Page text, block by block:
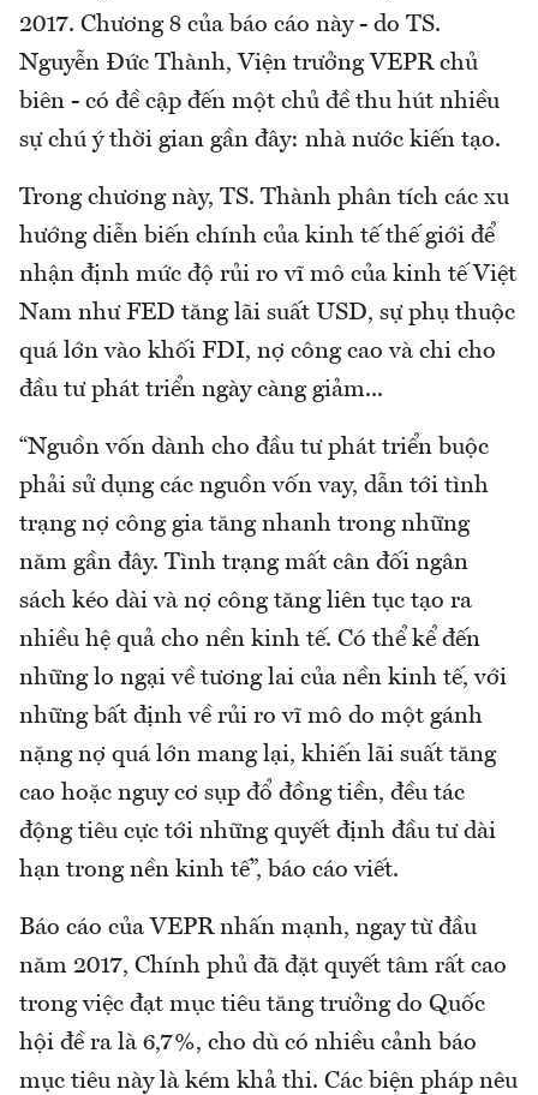
2017. Chương 8 của báo cáo này - do TS.
Nguyễn Đức Thành, Viện trưởng VEPR chủ
biên - có đề cập đến một chủ đề thu hút nhiều
sự chú ý thời gian gần đây: nhà nước kiến tạo.
Trong chương này, TS. Thành phân tích các xu
hướng diễn biến chính của kinh tế thế giới để
nhận định mức độ rủi ro vĩ mô của kinh tế Việt
Nam như FED tăng lãi suất USD, sự phụ thuộc
quá lớn vào khối FDI, nợ công cao và chi cho
đầu tư phát triển ngày càng giảm...
“Nguồn vốn dành cho đầu tư phát triển buộc
phải sử dụng các nguồn vốn vay, dẫn tới tình
trạng nợ công gia tăng nhanh trong những
năm gần đây. Tình trạng mất cân đối ngân
sách kéo dài và nợ công tăng liên tục tạo ra
nhiều hệ quả cho nền kinh tế. Có thể kể đến
những lo ngại về tương lai của nền kinh tế, với
những bất định về rủi ro vĩ mô do một gánh
nặng nợ quá lớn mang lại, khiến lãi suất tăng
cao hoặc nguy cơ sụp đổ đồng tiền, đều tác
động tiêu cực tới những quyết định đầu tư dài
hạn trong nền kinh tế”, báo cáo viết.
Báo cáo của VEPR nhấn mạnh, ngay từ đầu
năm 2017, Chính phủ đã đặt quyết tâm rất cao
trong việc đạt mục tiêu tăng trưởng do Quốc
hội đề ra là 6,7%, cho dù có nhiều cảnh báo
mục tiêu này là kém khả thi. Các biện pháp nêu